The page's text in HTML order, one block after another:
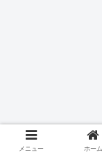
メニュー ホーム